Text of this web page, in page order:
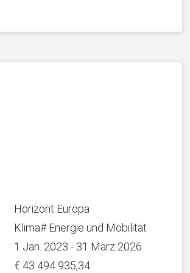
Horizont Europa
Klima# Energie und Mobilität
1 Jan. 2023 - 31 März 2026
€ 43 494 935,34